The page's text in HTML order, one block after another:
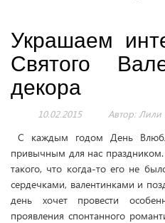
Украшаем
Святого
декора
10.02.2015 Автор: Лили
С каждым годом День
привычным для нас
такого, что когда-то его не
сердечками, валентинками и
день хочет провести
проявления спонтанного